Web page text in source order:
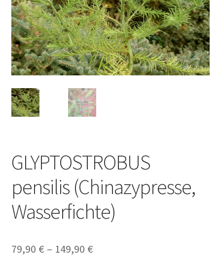
GLYPTOSTROBUS
pensilis (Chinazypresse,
Wasserfichte)
79,90 € – 149,90 €Preisspanne: